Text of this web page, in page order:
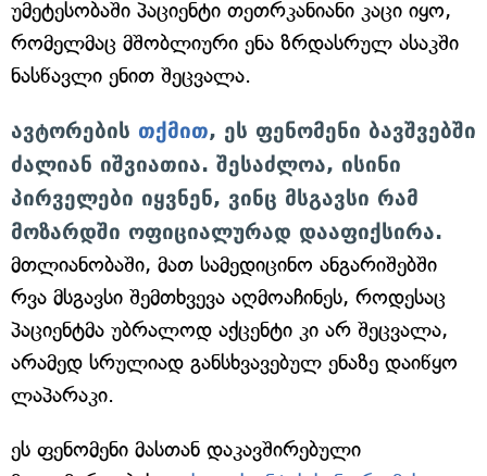
უმეტესობაში პაციენტი თეთრკანიანი კაცი იყო,
რომელმაც მშობლიური ენა ზრდასრულ ასაკში
ნასწავლი ენით შეცვალა.
ავტორების თქმით, ეს ფენომენი ბავშვებში
ძალიან იშვიათია. შესაძლოა, ისინი
პირველები იყვნენ, ვინც მსგავსი რამ
მოზარდში ოფიციალურად დააფიქსირა.
მთლიანობაში, მათ სამედიცინო ანგარიშებში
რვა მსგავსი შემთხვევა აღმოაჩინეს, როდესაც
პაციენტმა უბრალოდ აქცენტი კი არ შეცვალა,
არამედ სრულიად განსხვავებულ ენაზე დაიწყო
ლაპარაკი.
ეს ფენომენი მასთან დაკავშირებული